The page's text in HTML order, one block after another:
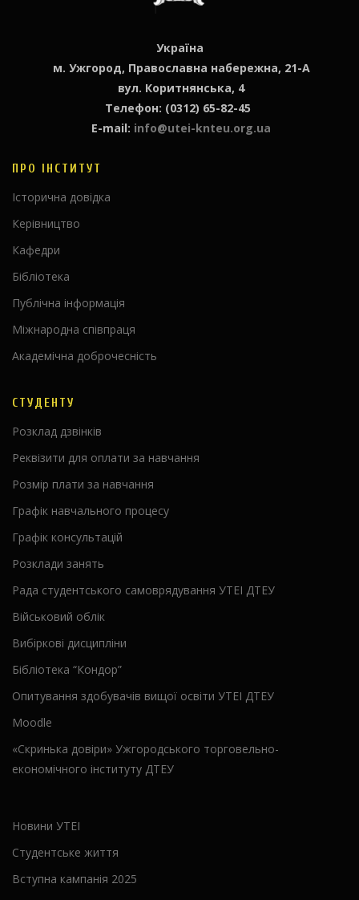
Україна
м. Ужгород, Православна набережна, 21-А
вул. Коритнянська, 4
Телефон: (0312) 65-82-45
E-mail: info@utei-knteu.org.ua
ПРО ІНСТИТУТ
Історична довідка
Керівництво
Кафедри
Бібліотека
Публічна інформація
Міжнародна співпраця
Академічна доброчесність
СТУДЕНТУ
Розклад дзвінків
Реквізити для оплати за навчання
Розмір плати за навчання
Графік навчального процесу
Графік консультацій
Розклади занять
Рада студентського самоврядування УТЕІ ДТЕУ
Військовий облік
Вибіркові дисципліни
Бібліотека “Кондор”
Опитування здобувачів вищої освіти УТЕІ ДТЕУ
Moodle
«Скринька довіри» Ужгородського торговельно-
економічного інституту ДТЕУ
Новини УТЕІ
Студентське життя
Вступна кампанія 2025